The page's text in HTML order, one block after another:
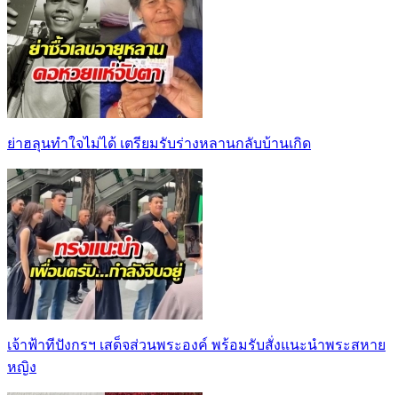
ย่าฮลุนทำใจไม่ได้ เตรียมรับร่างหลานกลับบ้านเกิด
เจ้าฟ้าทีปังกรฯ เสด็จส่วนพระองค์ พร้อมรับสั่งแนะนำพระสหาย
หญิง